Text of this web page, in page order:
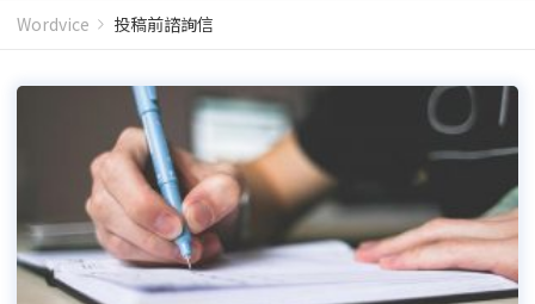
Wordvice 投稿前諮詢信